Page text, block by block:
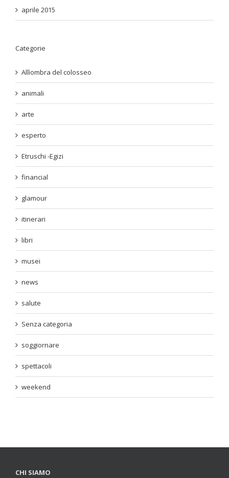
aprile 2015
Categorie
Allìombra del colosseo
animali
arte
esperto
Etruschi -Egizi
financial
glamour
itinerari
libri
musei
news
salute
Senza categoria
soggiornare
spettacoli
weekend
CHI SIAMO